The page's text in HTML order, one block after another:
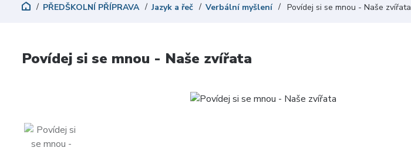
PŘEDŠKOLNÍ PŘÍPRAVA Jazyk a řeč Verbální myšlení Povídej si se mnou - Naše zvířata
Povídej si se mnou - Naše zvířata